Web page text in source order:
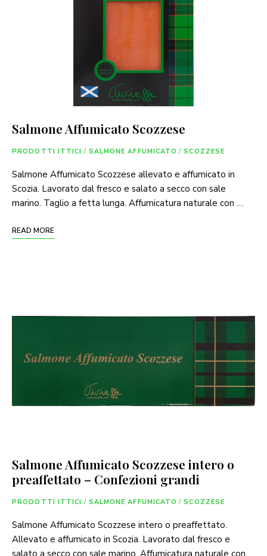
Salmone Affumicato Scozzese
PRODOTTI ITTICI / SALMONE AFFUMICATO / SCOZZESE
Salmone Affumicato Scozzese allevato e affumicato in
Scozia. Lavorato dal fresco e salato a secco con sale
marino. Taglio a fetta lunga. Affumicatura naturale con …
READ MORE
Salmone Affumicato Scozzese intero o
preaffettato – Confezioni grandi
PRODOTTI ITTICI / SALMONE AFFUMICATO / SCOZZESE
Salmone Affumicato Scozzese intero o preaffettato.
Allevato e affumicato in Scozia. Lavorato dal fresco e
salato a secco con sale marino. Affumicatura naturale con